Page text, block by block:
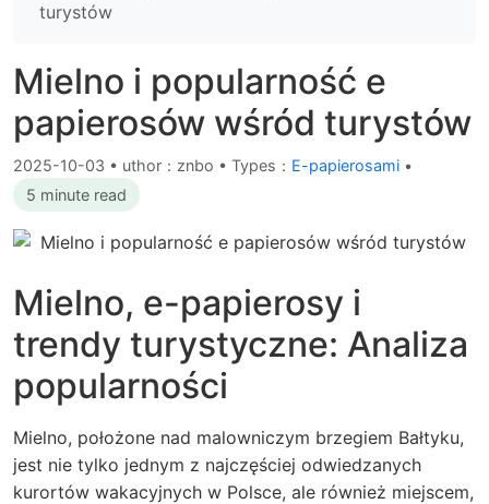
turystów
Mielno i popularność e
papierosów wśród turystów
2025-10-03 • uthor：znbo • Types： E-papierosami •
5 minute read
Mielno, e-papierosy i
trendy turystyczne: Analiza
popularności
Mielno, położone nad malowniczym brzegiem Bałtyku,
jest nie tylko jednym z najczęściej odwiedzanych
kurortów wakacyjnych w Polsce, ale również miejscem,